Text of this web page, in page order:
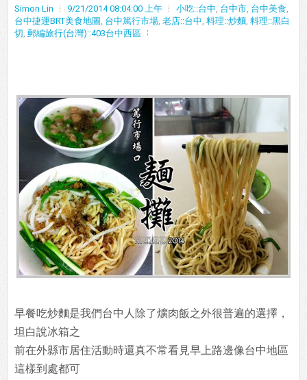
Simon Lin 9/21/2014 08:04:00 上午 小吃::台中, 台中市, 台中美食,
台中捷運BRT美食地圖 , 台中篤行市場, 老店::台中, 料理::炒麵, 料理::黑白
切, 郵編旅行(台灣)::403台中西區
早餐吃炒麵是我們台中人除了爌肉飯之外很普遍的選擇，
坦白說冰箱之
前在外縣市居住活動時還真不常看見早上路邊像台中地區
這樣到處都可